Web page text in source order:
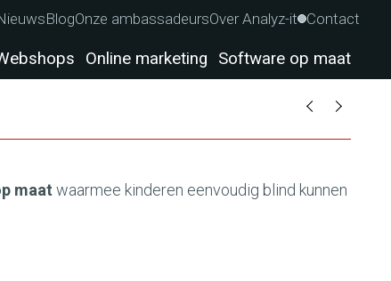
BlogOnze ambassadeursOver Analyz-it Contact
Online marketing Software op maat
maat waarmee kinderen eenvoudig blind kunnen